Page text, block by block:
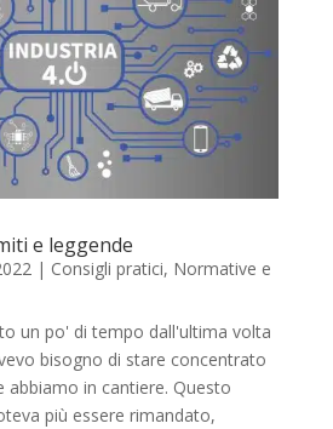
e leggende
| Consigli pratici, Normative e
un po' di tempo dall'ultima volta
bisogno di stare concentrato
abbiamo in cantiere. Questo
più essere rimandato,